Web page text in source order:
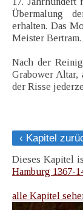
Übermalung
erhalten. Das
Meister Bertram.
Nach der
Grabower
der Risse
‹ Kapitel
Dieses Kapitel
Hamburg 1367-
alle Kapitel